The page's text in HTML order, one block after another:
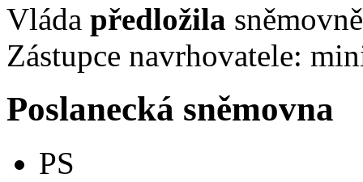
Vláda předložila
Zástupce navrhovatele:
Poslanecká sněmovna
PS